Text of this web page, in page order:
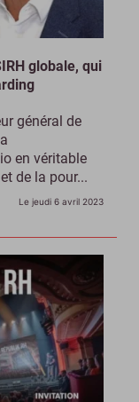
globale, qui
général de
en véritable
de la pour...
Le jeudi 6 avril 2023